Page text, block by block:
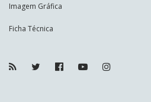
Imagem Gráfica
Ficha Técnica